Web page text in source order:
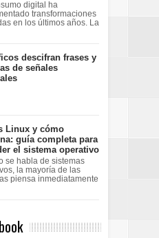
digital ha
transformaciones
en los últimos años. La
descifran frases y
de señales
Linux y cómo
guía completa para
el sistema operativo
se habla de sistemas
la mayoría de las
piensa inmediatamente